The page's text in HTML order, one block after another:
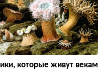
которые живут векам